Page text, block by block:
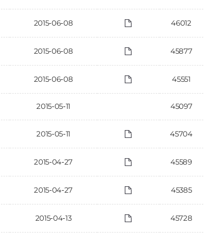
2015-06-08 46012
2015-06-08 45877
2015-06-08 45551
2015-05-11 45097
2015-05-11 45704
2015-04-27 45589
2015-04-27 45385
2015-04-13 45728